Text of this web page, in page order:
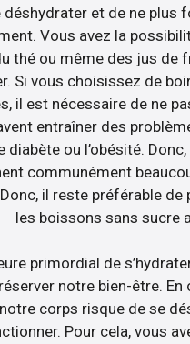
déshydrater et de ne plus
Vous avez la
thé ou même des jus de
Si vous choisissez de
il est nécessaire de ne
entraîner des
diabète ou l’obésité.
communément
il reste préférable de
les boissons sans sucre
primordial de
notre bien-être. En
notre corps risque de se
Pour cela, vous